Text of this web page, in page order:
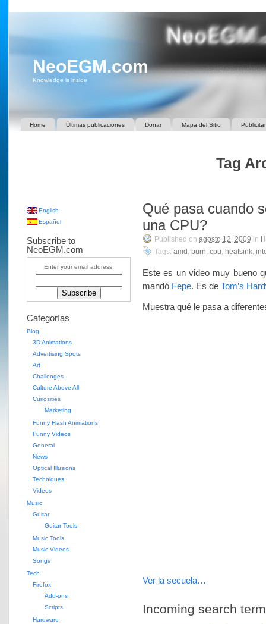
NeoEGM.com
Knowledge is inside
Home Últimas publicaciones Donar Mapa del Sitio
Tag
Qué pasa cuando
una CPU?
Published on agosto 12, 2009 in
Tags: amd , burn, cpu, heatsink,
Este es un video muy bueno
mandó Fepe. Es de Tom’s
Muestra qué le pasa a
Ver la secuela…
Incoming search
English
Español
Subscribe to
NeoEGM.com
Enter your email address:
Categorías
Blog
3D Animations
Advertising Spots
Art
Challenges
Culture Above All
Curiosities
Marketing
Funny Flash Animations
Funny Videos
General
News
Optical Illusions
Techniques
Videos
Music
Guitar
Guitar Tools
Music Tools
Music Videos
Songs
Tech
Firefox
Add-ons
Scripts
Hardware